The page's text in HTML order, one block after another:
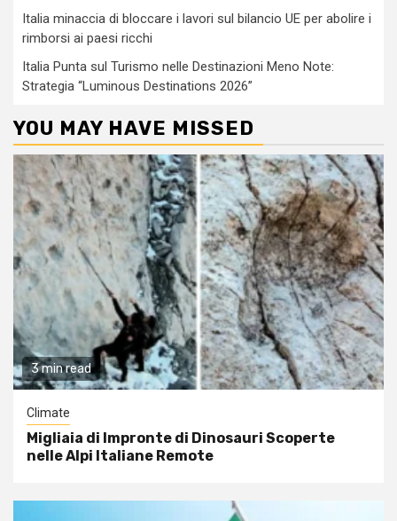
Italia minaccia di bloccare i lavori sul bilancio UE per abolire i
rimborsi ai paesi ricchi
Italia Punta sul Turismo nelle Destinazioni Meno Note:
Strategia “Luminous Destinations 2026”
YOU MAY HAVE MISSED
3 min read
Climate
Migliaia di Impronte di Dinosauri Scoperte
nelle Alpi Italiane Remote